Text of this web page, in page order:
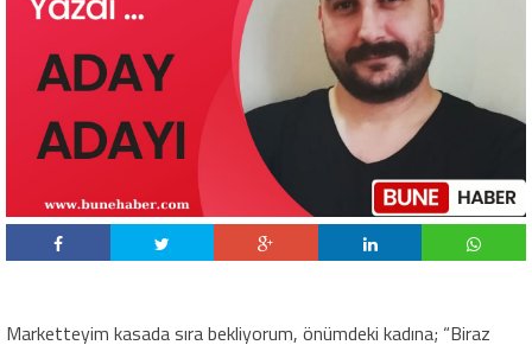
Marketteyim kasada sıra bekliyorum, önümdeki kadına; “Biraz